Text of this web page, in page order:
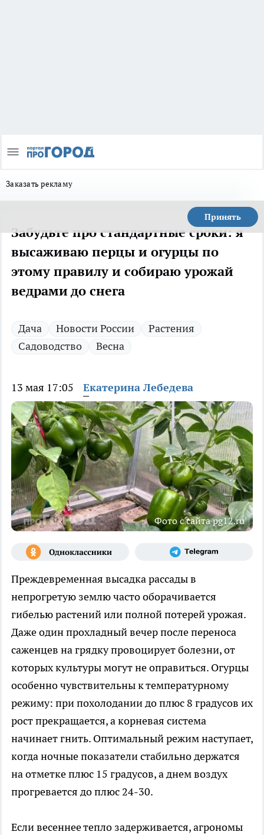
Заказать рекламу
Принять
Забудьте про стандартные сроки: я
высаживаю перцы и огурцы по
этому правилу и собираю урожай
ведрами до снега
Дача Новости России
Растения
Садоводство
Весна
13 мая 17:05 Екатерина Лебедева
Фото с сайта pg12.ru
Преждевременная высадка рассады в
непрогретую землю часто оборачивается
гибелью растений или полной потерей урожая.
Даже один прохладный вечер после переноса
саженцев на грядку провоцирует болезни, от
которых культуры могут не оправиться. Огурцы
особенно чувствительны к температурному
режиму: при похолодании до плюс 8 градусов их
рост прекращается, а корневая система
начинает гнить. Оптимальный режим наступает,
когда ночные показатели стабильно держатся
на отметке плюс 15 градусов, а днем воздух
прогревается до плюс 24-30.
Если весеннее тепло задерживается, агрономы